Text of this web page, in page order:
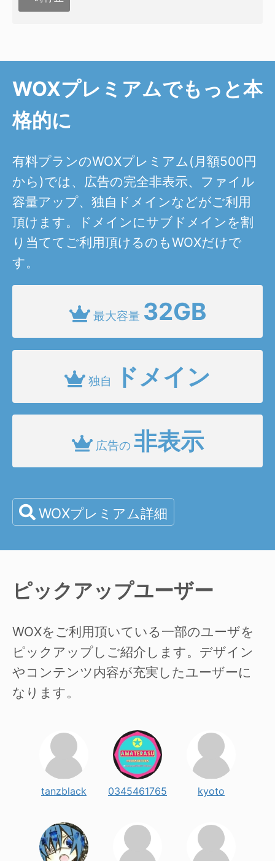
WOXプレミアムでもっと本
格的に
有料プランのWOXプレミアム(月額500円
から)では、広告の完全非表示、ファイル
容量アップ、独自ドメインなどがご利用
頂けます。ドメインにサブドメインを割
り当ててご利用頂けるのもWOXだけで
す。
最大容量 32GB
独自 ドメイン
広告の 非表示
WOXプレミアム詳細
ピックアップユーザー
WOXをご利用頂いている一部のユーザを
ピックアップしご紹介します。デザイン
やコンテンツ内容が充実したユーザーに
なります。
tanzblack 0345461765 kyoto